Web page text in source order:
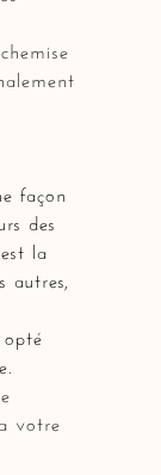
façon
des
la
votre